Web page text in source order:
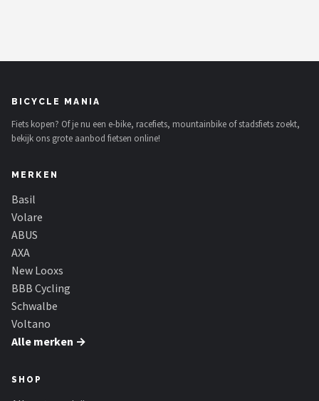
BICYCLE MANIA
Fiets kopen? Of je nu een e-bike, racefiets, mountainbike of stadsfiets zoekt,
bekijk ons grote aanbod fietsen online!
MERKEN
Basil
Volare
ABUS
AXA
New Looxs
BBB Cycling
Schwalbe
Voltano
Alle merken →
SHOP